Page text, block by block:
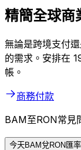
精簡全球商
無論是跨境支付
的需求。安排在
帳。
商務付款
BAM至RON常見
今天BAM兌RON匯